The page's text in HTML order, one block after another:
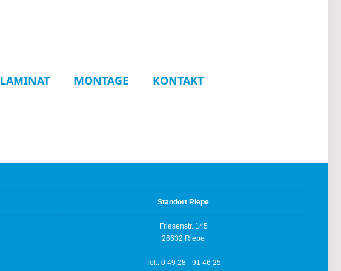
LAMINAT MONTAGE KONTAKT
Standort Riepe
Friesenstr. 145
26632 Riepe
Tel.: 0 49 28 - 91 46 25